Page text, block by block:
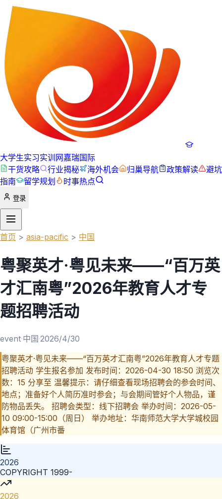
大学生实习实训网嘉瑞国际
干货攻略
行业揭秘 海外机会 归巢导航 政策解读
避坑
指南
留学规划 时事热点
登录
首页 > asia-pacific > 中国
粤聚英才·粤见未来——“百万英
才汇南粤”2026年教育人才专
题招聘活动
event·中国·2026/4/30
粤聚英才·粤见未来——“百万英才汇南粤”2026年教育人才专题
招聘活动 学生报名参加 发布时间：2026-04-30 18:50 浏览次
数：15 分享至 温馨提示：请仔细查看现场招聘会的参会时间、
地点；准备好个人简历准时参会；与会期间管好个人物品，谨
防物品丢失。 招聘会类型：线下招聘会 举办时间：2026-05-
10 09:00-15:00（周日） 举办地址：华南师范大学大学城校园
体育馆（广州市番
2026
COPYRIGHT 1999-
2026